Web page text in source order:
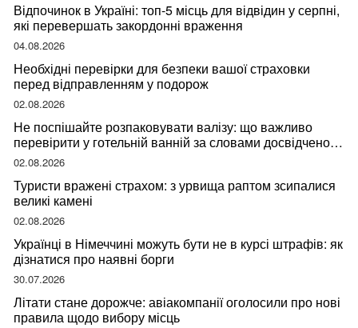
Відпочинок в Україні: топ-5 місць для відвідин у серпні,
які перевершать закордонні враження
04.08.2026
Необхідні перевірки для безпеки вашої страховки
перед відправленням у подорож
02.08.2026
Не поспішайте розпаковувати валізу: що важливо
перевірити у готельній ванній за словами досвідченої
мандрівниці
02.08.2026
Туристи вражені страхом: з урвища раптом зсипалися
великі камені
02.08.2026
Українці в Німеччині можуть бути не в курсі штрафів: як
дізнатися про наявні борги
30.07.2026
Літати стане дорожче: авіакомпанії оголосили про нові
правила щодо вибору місць